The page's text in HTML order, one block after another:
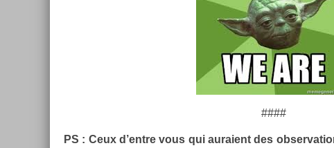
####
PS : Ceux d’entre vous qui auraient des